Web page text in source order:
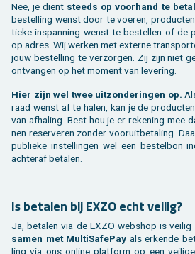
Nee, je dient steeds op voor­hand te
be­stel­ling wenst door te voe­ren,
tie­ke in­span­ning wenst te be­stel­len of de
op adres. Wij wer­ken met ex­ter­ne
jouw be­stel­ling te ver­zor­gen. Zij zijn niet
ont­van­gen op het mo­ment van le­ve­ring.
Hier zijn wel twee uit­zon­de­rin­gen op.
raad wenst af te halen, kan je de
van af­ha­ling. Best hou je er re­ke­ning mee
nen re­ser­ve­ren zon­der voor­uit­be­ta­ling.
pu­blie­ke in­stel­lin­gen wel een be­stel­bon
ach­ter­af be­ta­len.
Is be­ta­len bij EXZO echt vei­lig?
Ja, be­ta­len via de EXZO web­shop is vei­lig
samen met Mul­ti­Sa­fe­Pay als er­ken­de
ling via ons on­li­ne plat­form op een